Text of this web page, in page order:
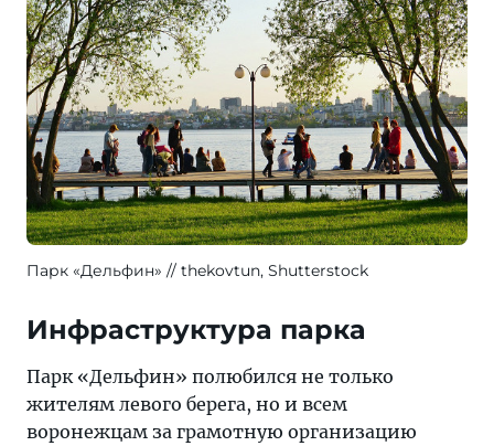
Парк «Дельфин» thekovtun, Shutterstock
Инфраструктура парка
Парк «Дельфин» полюбился не только
жителям левого берега, но и всем
воронежцам за грамотную организацию